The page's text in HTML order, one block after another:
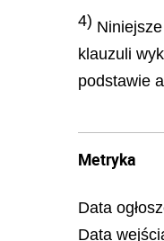
4)
klauzuli
podstawie
Metryka
Data
Data